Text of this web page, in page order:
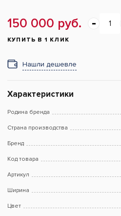
150 000 руб.
КУПИТЬ В 1 КЛИК
Нашли дешевле
Характеристики
Родина бренда
Страна производства
Бренд
Код товара
Артикул
Ширина
Цвет